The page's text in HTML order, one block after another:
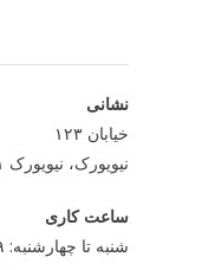
نشانی
خیابان ۱۲۳
نیویورک، نیویورک ۱۰۰۰۱
ساعت کاری
شنبه تا چهارشنبه: ۹ صبح تا ۵ بعد از ظهر